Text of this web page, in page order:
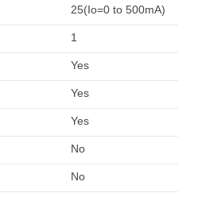
25(Io=0 to 500mA)
1
Yes
Yes
Yes
No
No